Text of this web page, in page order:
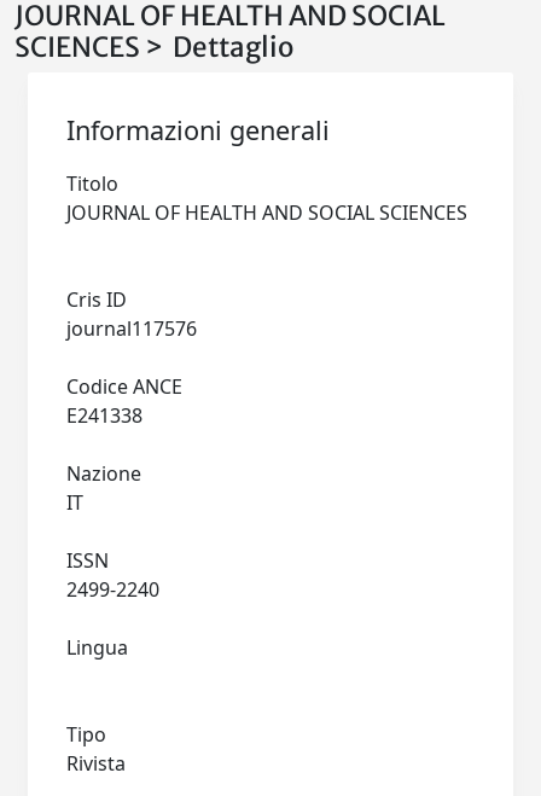
JOURNAL OF HEALTH AND SOCIAL
SCIENCES > Dettaglio
Informazioni generali
Titolo
JOURNAL OF HEALTH AND SOCIAL SCIENCES
Cris ID
Codice ANCE
Nazione
ISSN
Lingua
Tipo
Rivista